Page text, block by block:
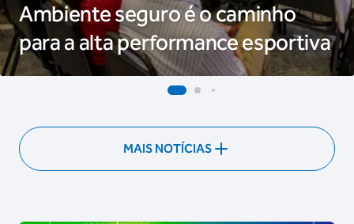
Ambiente seguro é o caminho
para a alta performance esportiva
MAIS NOTÍCIAS